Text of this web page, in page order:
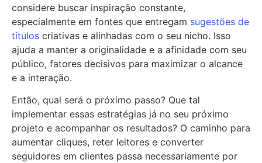
considere buscar inspiração constante,
especialmente em fontes que entregam sugestões de
títulos criativas e alinhadas com o seu nicho. Isso
ajuda a manter a originalidade e a afinidade com seu
público, fatores decisivos para maximizar o alcance
e a interação.
Então, qual será o próximo passo? Que tal
implementar essas estratégias já no seu próximo
projeto e acompanhar os resultados? O caminho para
aumentar cliques, reter leitores e converter
seguidores em clientes passa necessariamente por